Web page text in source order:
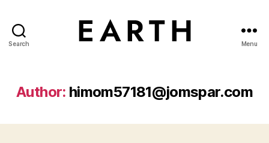
Search Menu
Author: himom57181@jomspar.com